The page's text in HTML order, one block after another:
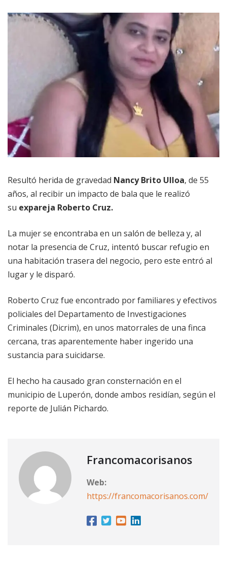
Resultó herida de gravedad Nancy Brito Ulloa, de 55
años, al recibir un impacto de bala que le realizó
su expareja Roberto Cruz.
La mujer se encontraba en un salón de belleza y, al
notar la presencia de Cruz, intentó buscar refugio en
una habitación trasera del negocio, pero este entró al
lugar y le disparó.
Roberto Cruz fue encontrado por familiares y efectivos
policiales del Departamento de Investigaciones
Criminales (Dicrim), en unos matorrales de una finca
cercana, tras aparentemente haber ingerido una
sustancia para suicidarse.
El hecho ha causado gran consternación en el
municipio de Luperón, donde ambos residían, según el
reporte de Julián Pichardo.
Francomacorisanos
Web:
https://francomacorisanos.com/